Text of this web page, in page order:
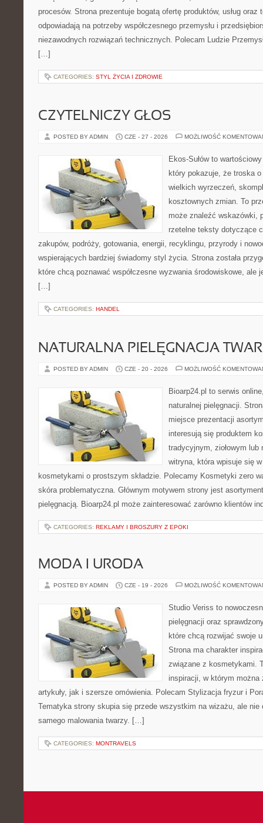
procesów. Strona prezentuje bogatą ofertę produktów, usług oraz
odpowiadają na potrzeby współczesnego przemysłu i
niezawodnych rozwiązań technicznych. Polecam Ludzie
[…]
CATEGORIES: STYL ŻYCIA I ZDROWIE
CZYTELNICZY GŁOS
POSTED BY ADMIN CZE - 27 - 2026 MOŻLIWOŚĆ
Ekos-Sułów to
który pokazuje, że troska
wielkich wyrzeczeń,
kosztownych zmian. To
może znaleźć wskazówki,
rzetelne teksty dotyczące
zakupów, podróży, gotowania, energii, recyklingu, przyrody i
wspierających bardziej świadomy styl życia. Strona została
które chcą poznawać współczesne wyzwania środowiskowe, ale
[…]
CATEGORIES: HANDEL
NATURALNA PIELĘGNACJA
POSTED BY ADMIN CZE - 20 - 2026 MOŻLIWOŚĆ
Bioarp24.pl to serwis
naturalnej pielęgnacji.
miejsce prezentacji
interesują się produktem
tradycyjnym, ziołowym lub
witryna, która wpisuje się
kosmetykami o prostszym składzie. Polecamy Kosmetyki zero
skóra problematyczna. Głównym motywem strony jest
pielęgnacją. Bioarp24.pl może zainteresować zarówno klientów
CATEGORIES: REKLAMY I BROSZURY Z EPOKI
MODA I URODA
POSTED BY ADMIN CZE - 19 - 2026 MOŻLIWOŚĆ
Studio Veriss to
pielęgnacji oraz
które chcą rozwijać swoje
Strona ma charakter
związane z kosmetykami.
inspiracji, w którym
artykuły, jak i szersze omówienia. Polecam Stylizacja fryzur i
Tematyka strony skupia się przede wszystkim na wizażu, ale nie
samego malowania twarzy. […]
CATEGORIES: MONTRAVELS